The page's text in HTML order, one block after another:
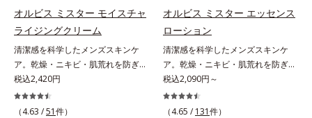
「うるおいコネクト設計」を採用。
8アイテム分の機能を3ステップに集
約し、よりシンプルなお手入れで、
ハリ・ツヤのある好印象な清潔透明
肌(*1)へ導きます。*1 うるおいによ
る透明感のある肌*2 男性の顔画像
を用いた印象評価において、基準画
像に対して、頬全体に輝度分布がな
用感で、塗ることでスキンケア後の
男性の悩み、シミ(*3)とテカリ(*4)
の両方に応えるアイテムです。*1
自社比較*2 アクリレーツコポリマ
ー配合＝化粧持ち向上成分*3 日焼
けによるシミ予防*4 皮脂吸着によ
るテカリ防止
オルビス ミスター モイスチャ
ライジングクリーム
清潔感を科学したメンズスキンケ
ア。乾燥・ニキビ・肌荒れを防ぎハ
リ・ツヤのある、好印象な清潔透明
肌(*1)へ。オルビスミスターは、男
性の清潔感、爽やかさ、若々しさの
税込2,420円
（4.63 /51件）
オルビス ミスター エッセンス
ローション
清潔感を科学したメンズスキンケ
ア。乾燥・ニキビ・肌荒れを防ぎハ
リ・ツヤのある、好印象な清潔透明
肌(*1)へ。オルビス ミスターは、男
性の清潔感、爽やかさ、若々しさの
税込2,090円～
（4.65 / 131件）